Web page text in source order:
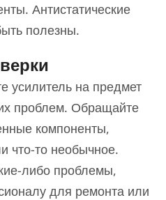
Антистатические
полезны.
усилитель на предмет
проблем. Обращайте
компоненты,
что-то необычное.
либо проблемы,
для ремонта или